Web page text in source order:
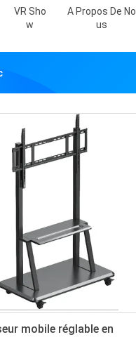
VR Sho
W
A Propos De No
Us
mobile réglable en